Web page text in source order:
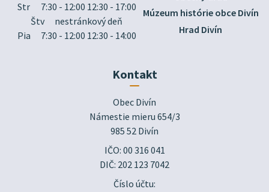
Str
7:30 - 12:00 12:30 - 17:00
Štv
nestránkový deň
Pia
7:30 - 12:00 12:30 - 14:00
Múzeum histórie obce Divín
Hrad Divín
Kontakt
Obec Divín
Námestie mieru 654/3
985 52 Divín
IČO: 00 316 041
DIČ: 202 123 7042
Číslo účtu: